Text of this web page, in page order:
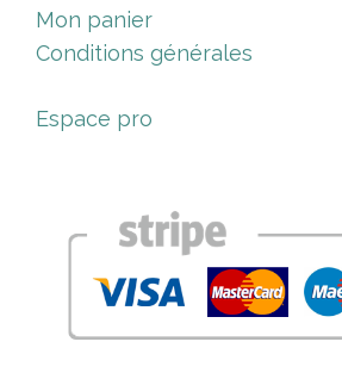
Mon panier
Conditions générales
Espace pro